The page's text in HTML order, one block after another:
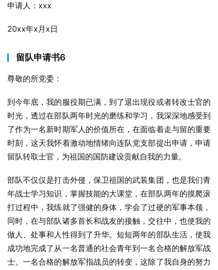
申请人：xxx
20xx年x月x日
留队申请书6
尊敬的所党委：
到今年底，我的服役期已满，到了退出现役或者转改士官的
时光，透过在部队两年时光的磨练和学习，我深深地感受到
了作为一名新时期军人的价值所在，在面临着走与留的重要
时刻，这天我怀着激动地情绪向连队党支部提出申请，申请
留队转取士官，为祖国的国防建设贡献自我的力量。
部队不仅仅是打击外侵，保卫祖国的武装集团，也是我们青
年战士学习知识，掌握技能的大课堂，在部队两年的摸爬滚
打过程中，我练就了强健的身体，学会了过硬的军事本领，
同时，在与部队诸多首长和战友的接触，交往中，也使我的
做人、处事和人性得到了升华。短短两年的部队生活，使我
成功地完成了从一名普通的社会青年到一名合格的解放军战
士。一名合格的解放军指战员的转变，这除了我自身的努力